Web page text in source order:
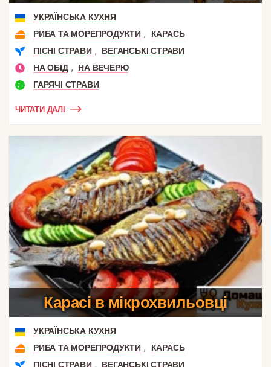
УКРАЇНСЬКА КУХНЯ
РИБА ТА МОРЕПРОДУКТИ ,
КАРАСЬ
ПІСНІ СТРАВИ ,
ВЕГАНСЬКІ СТРАВИ
НА ОБІД ,
НА ВЕЧЕРЮ
ГАРЯЧІ СТРАВИ
ЧИТАТИ ДАЛІ
Карасі в мікрохвильовці
УКРАЇНСЬКА КУХНЯ
РИБА ТА МОРЕПРОДУКТИ ,
КАРАСЬ
ПІСНІ СТРАВИ ,
ВЕГАНСЬКІ СТРАВИ